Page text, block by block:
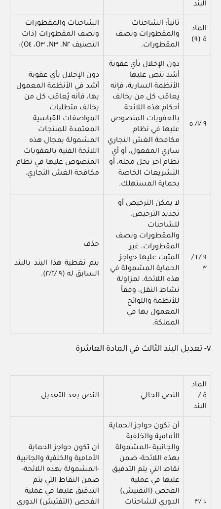
البند
الماد
ة (٩)
ثانياً: الشاحنات
والمقطورات ونصف
المقطورات.
الشاحنات والمقطورات
ونصف المقطورات (ذات
التصنيف N٢، N٣، O٣، O٤):
٩ /١/ ٥
دون الإخلال بأي عقوبة
أشد تنص عليها
الأنظمة السارية، فإنه
يعاقب كل من يخالف
أحكام هذه اللائحة
بالعقوبات المنصوص
عليها في نظام
مكافحة الغش التجاري
ساري المفعول، أو أي
نظام آخر يحل محله، أو
التشريعات الخاصة
بحماية المستهلك.
دون الإخلال بأي عقوبة
أشد في الأنظمة المعمول
بها، فأنه يُعاقب كل من
يخالف متطلبات
المواصفات القياسية
المعتمدة للمنتجات
المشمولة بمجال هذه
اللائحة الفنية بالعقوبات
المنصوص عليها في نظام
مكافحة الغش التجاري.
٩ /٢ /
٣
لا يمكن الترخيص أو
تجديد الترخيص،
للشاحنات
والمقطورات ونصف
المقطورات، غير
المثبت عليها حواجز
الحماية المشمولة في
هذه اللائحة، لمزاولة
نشاط النقل، وفقاً
للأنظمة واللوائح
المعمول بها في
المملكة.
حذف
يتم تغطية هذا البند بالبند
السابق له (٩ /٢/٢).
٧- تعديل البند الثالث في المادة العاشرة
الماد
ة /
البند
النص الحالي النص بعد التعديل
١٠ /٣
أن تكون حواجز الحماية
الأمامية والخلفية
والجانبية -المشمولة
بهذه اللائحة- ضمن
نقاط التي يتم التدقيق
عليها في عملية
الفحص (التفتيش)
الدوري للشاحنات
أن تكون حواجز الحماية
الأمامية والخلفية والجانبية
-المشمولة بهذه اللائحة-
ضمن النقاط التي يتم
التدقيق عليها في عملية
الفحص (التفتيش) الدوري